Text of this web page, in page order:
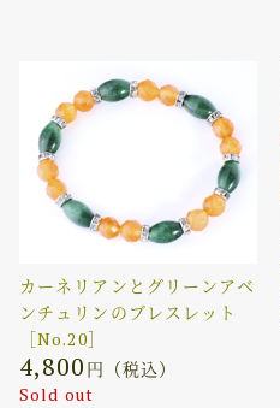
カーネリアンとグリーンアベ
ンチュリンのブレスレット
［No.20］
4,800 円（税込）
Sold out